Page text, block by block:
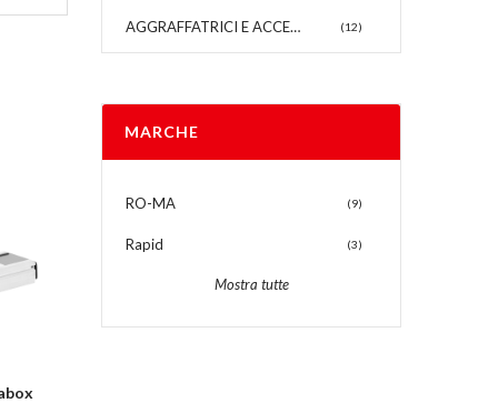
AGGRAFFATRICI E ACCESSORI (12)
MARCHE
RO-MA (9)
Rapid (3)
Mostra tutte